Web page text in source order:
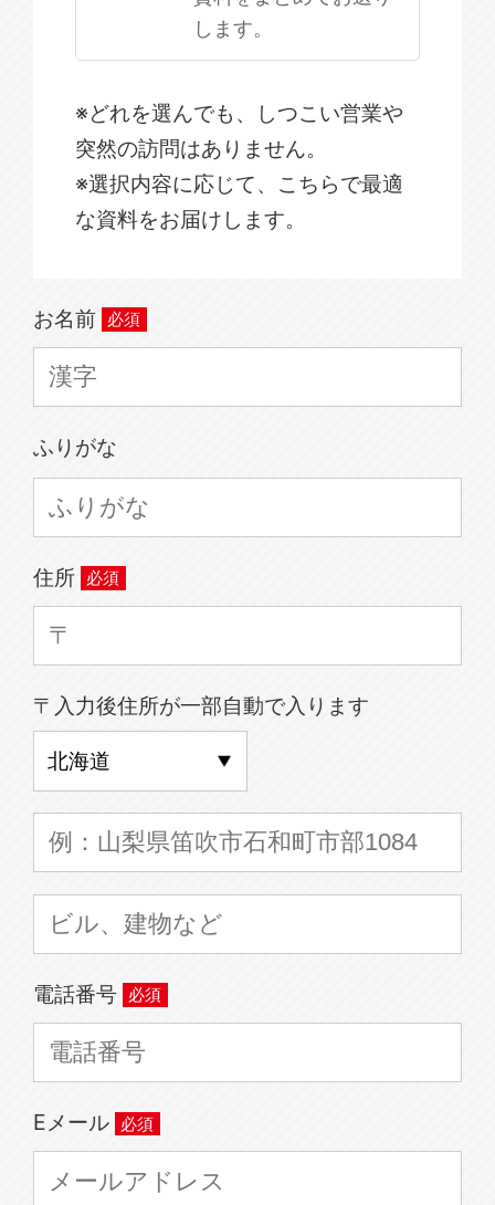
します。
※どれを選んでも、しつこい営業や
突然の訪問はありません。
※選択内容に応じて、こちらで最適
な資料をお届けします。
お名前
ふりがな
住所
〒入力後住所が一部自動で入ります
電話番号
Eメール